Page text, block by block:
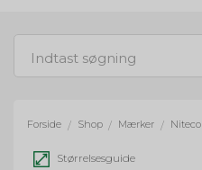
g
a
t
n
Forside / Shop / Mærker /
Størrelsesguide